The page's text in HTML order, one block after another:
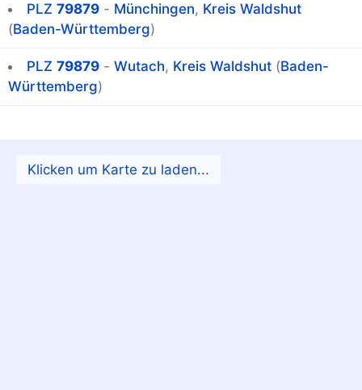
PLZ 79879 - Münchingen, Kreis Waldshut
(Baden-Württemberg)
PLZ 79879 - Wutach, Kreis Waldshut (Baden-
Württemberg)